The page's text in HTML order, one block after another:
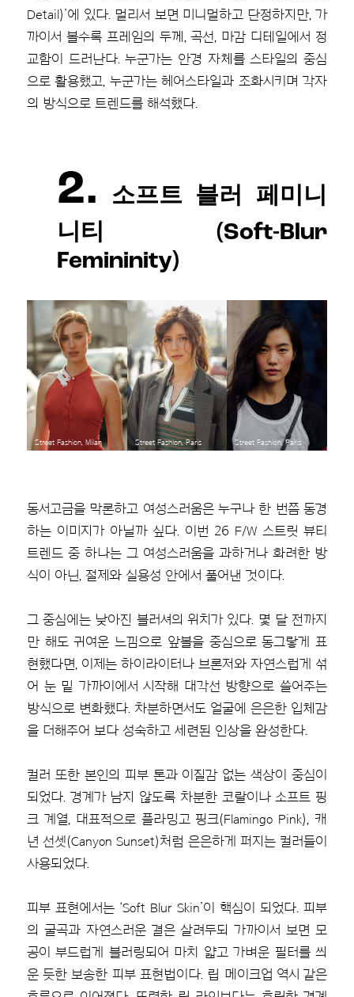
Detail)’에 있다. 멀리서 보면 미니멀하고 단정하지만, 가
까이서 볼수록 프레임의 두께, 곡선, 마감 디테일에서 정
교함이 드러난다. 누군가는 안경 자체를 스타일의 중심
으로 활용했고, 누군가는 헤어스타일과 조화시키며 각자
의 방식으로 트렌드를 해석했다.
2. 소프트 블러 페미니
니티 (Soft-Blur
Femininity)
Street Fashion, Milan Street Fashion, Paris Street Fashion, Paris
동서고금을 막론하고 여성스러움은 누구나 한 번쯤 동경
하는 이미지가 아닐까 싶다. 이번 26 F/W 스트릿 뷰티
트렌드 중 하나는 그 여성스러움을 과하거나 화려한 방
식이 아닌, 절제와 실용성 안에서 풀어낸 것이다.
그 중심에는 낮아진 블러셔의 위치가 있다. 몇 달 전까지
만 해도 귀여운 느낌으로 앞볼을 중심으로 동그랗게 표
현했다면, 이제는 하이라이터나 브론저와 자연스럽게 섞
어 눈 밑 가까이에서 시작해 대각선 방향으로 쓸어주는
방식으로 변화했다. 차분하면서도 얼굴에 은은한 입체감
을 더해주어 보다 성숙하고 세련된 인상을 완성한다.
컬러 또한 본인의 피부 톤과 이질감 없는 색상이 중심이
되었다. 경계가 남지 않도록 차분한 코랄이나 소프트 핑
크 계열, 대표적으로 플라밍고 핑크(Flamingo Pink), 캐
년 선셋(Canyon Sunset)처럼 은은하게 퍼지는 컬러들이
사용되었다.
피부 표현에서는 ‘Soft Blur Skin’이 핵심이 되었다. 피부
의 굴곡과 자연스러운 결은 살려두되 가까이서 보면 모
공이 부드럽게 블러링되어 마치 얇고 가벼운 필터를 씌
운 듯한 보송한 피부 표현법이다. 립 메이크업 역시 같은